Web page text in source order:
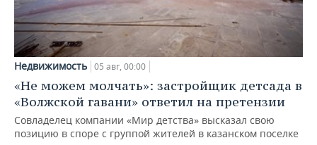
Недвижимость 05 авг, 00:00
«Не можем молчать»: застройщик детсада в
«Волжской гавани» ответил на претензии
Совладелец компании «Мир детства» высказал свою
позицию в споре с группой жителей в казанском поселке